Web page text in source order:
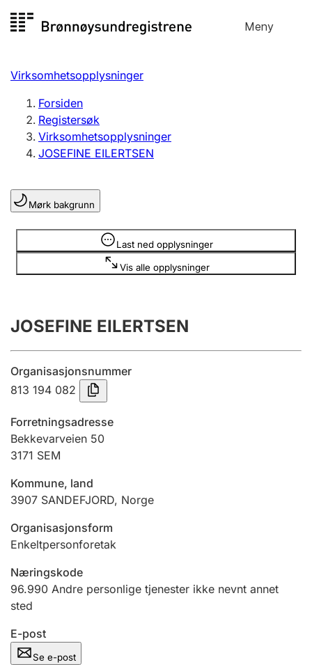
til
Meny
Registersøk
Aksjeselskap
Enkeltpersonforetak
Registrere, endre, slette
Lag og forening
Registrere, endre, slette
Årsregnskap
Innsending og forsinkelsesgebyr
Tinglysing
Jeger
Ektepaktveileder
Offentlig sektor
Andre tema
Virksomhetsopplysninger
Forsiden
Registersøk
Virksomhetsopplysninger
JOSEFINE EILERTSEN
Mørk bakgrunn
Last ned opplysninger
Vis alle opplysninger
Opplysninger er skjult
JOSEFINE EILERTSEN
Organisasjonsnummer
813 194 082
Forretningsadresse
Bekkevarveien 50
3171 SEM
Kommune, land
3907 SANDEFJORD, Norge
Organisasjonsform
Enkeltpersonforetak
Næringskode
96.990 Andre personlige tjenester ikke nevnt annet
sted
E-post
Se e-post